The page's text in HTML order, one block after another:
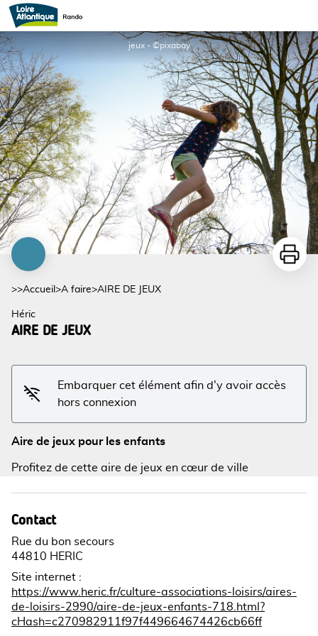
AIRE DE JEUX
jeux - ©pixabay
>>Accueil >A faire>AIRE DE JEUX
Héric
AIRE DE JEUX
Embarquer cet élément afin d'y avoir accès
hors connexion
Aire de jeux pour les enfants
Profitez de cette aire de jeux en cœur de ville
Contact
Rue du bon secours
44810 HERIC
Site internet :
https://www.heric.fr/culture-associations-loisirs/aires-
de-loisirs-2990/aire-de-jeux-enfants-718.html?
cHash=c270982911f97f449664674426cb66ff